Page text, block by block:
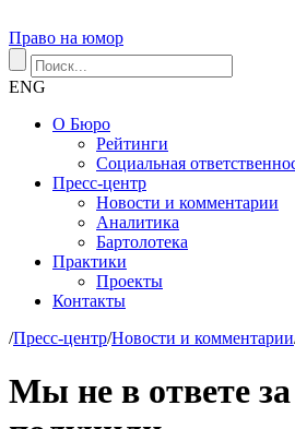
Право на юмор
ENG
О Бюро
Рейтинги
Социальная
Пресс-центр
Новости и комментарии
Аналитика
Бартолотека
Практики
Проекты
Контакты
/Пресс-центр/Новости и комментарии
Мы не в ответе за